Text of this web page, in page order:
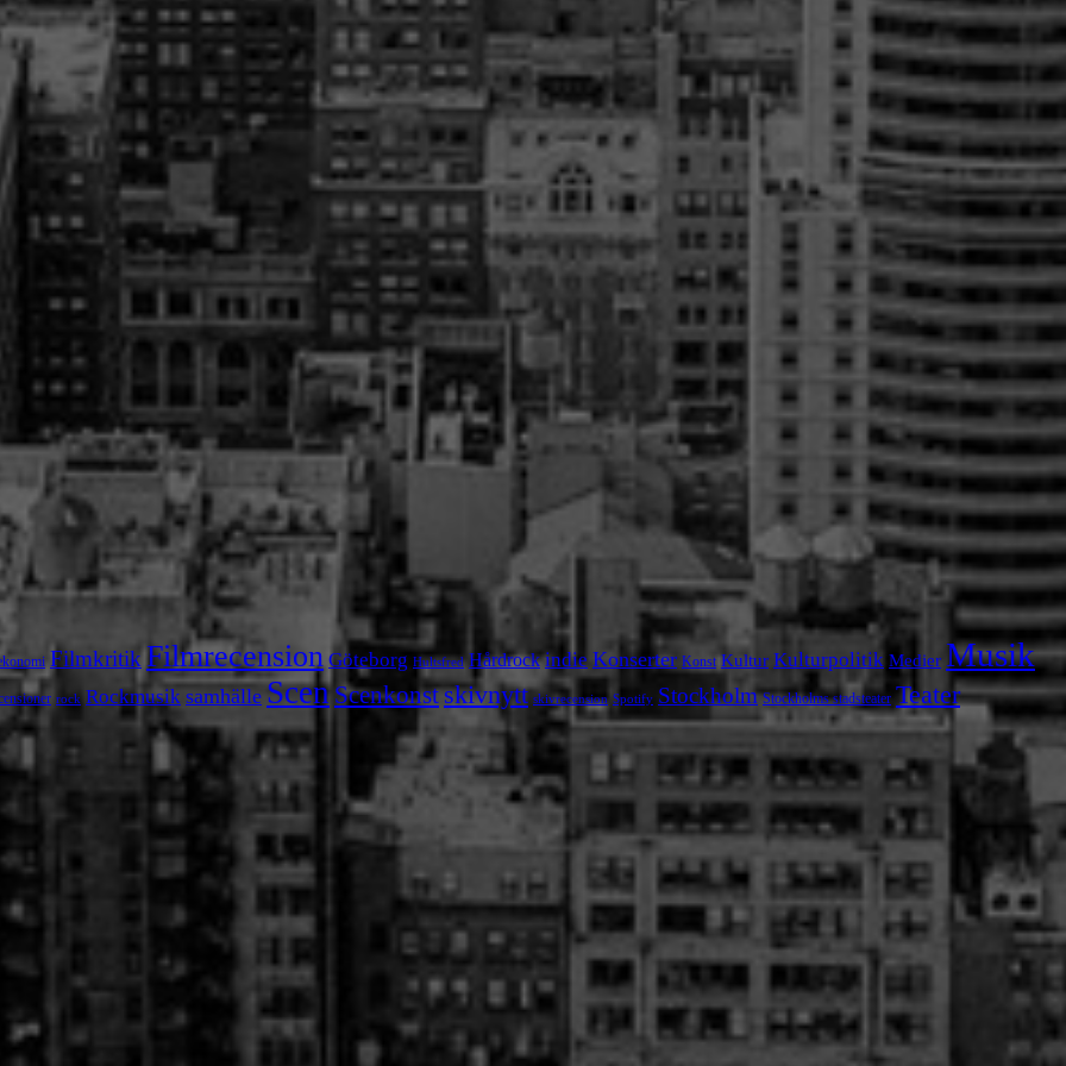
Filmkritik Filmrecension Göteborg Hultsfred Hårdrock indie Konserter Konst Kultur Kulturpolitik Medier Musik
rock Rockmusik samhälle Scen Scenkonstskivnytt skivrecension Spotify Stockholm Stockholms stadsteater Teater